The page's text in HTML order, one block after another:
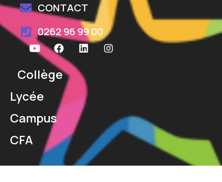
CONTACT
0262 96 99 00
Collège
Lycée
Campus
CFA